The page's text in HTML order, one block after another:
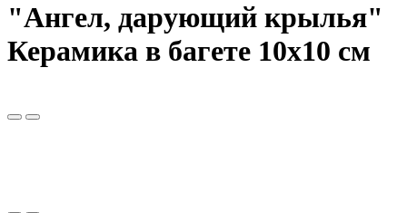
"Ангел, дарующий крылья"
Керамика в багете 10х10 см